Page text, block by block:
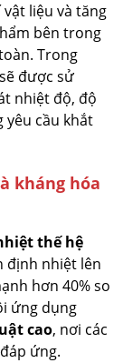
liệu và tăng
bên trong
Trong
sẽ được sử
nhiệt độ, độ
yêu cầu khắt
kháng hóa
thế hệ
định nhiệt lên
hơn 40% so
ứng dụng
cao, nơi các
ứng.